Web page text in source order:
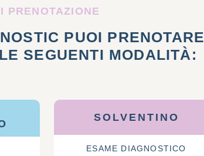
PRENOTAZIONE
PUOI PRENOTARE
SEGUENTI MODALITÀ:
SOLVENTINO
ESAME DIAGNOSTICO